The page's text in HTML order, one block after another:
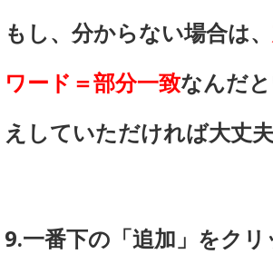
もし、分からない場合は、
ワード＝部分一致なんだ
えしていただければ大丈夫
9.一番下の「追加」をク